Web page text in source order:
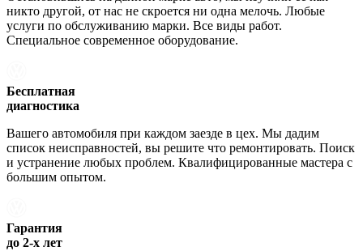
никто другой, от нас не скроется ни одна мелочь. Любые
услуги по обслуживанию марки. Все виды работ.
Специальное современное оборудование.
Бесплатная
диагностика
Вашего автомобиля при каждом заезде в цех. Мы дадим
список неисправностей, вы решите что ремонтировать. Поиск
и устранение любых проблем. Квалифицированные мастера с
большим опытом.
Гарантия
до 2-х лет